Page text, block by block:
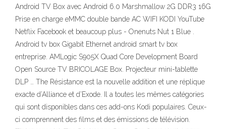
Android TV Box avec Android 6.0 Marshmallow 2G DDR3 16G
Prise en charge eMMC double bande AC WIFI KODI YouTube
Netflix Facebook et beaucoup plus - Onenuts Nut 1 Blue .
Android tv box Gigabit Ethernet android smart tv box
entreprise. AMLogic S905X Quad Core Development Board
Open Source TV BRICOLAGE Box. Projecteur mini-tablette
DLP … The Résistance est la nouvelle addition et une réplique
exacte d’Alliance et d’Exode. Il a toutes les mêmes catégories
qui sont disponibles dans ces add-ons Kodi populaires. Ceux-
ci comprennent des films et des émissions de télévision.